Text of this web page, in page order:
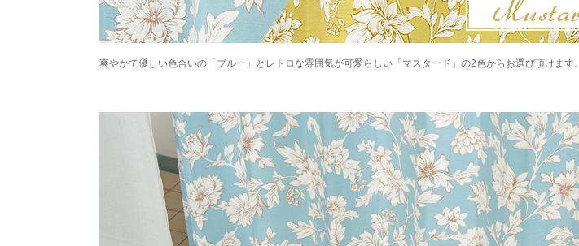
爽やかで優しい色合いの「ブルー」とレトロな雰囲気が可愛らしい「マスタード」の2色からお選び頂けます。